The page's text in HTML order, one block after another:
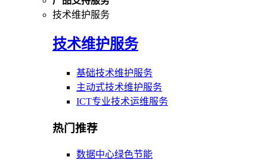
技术维护服务
技术维护服务
基础技术维护服务
主动式技术维护服务
ICT专业技术运维服务
热门推荐
数据中心绿色节能